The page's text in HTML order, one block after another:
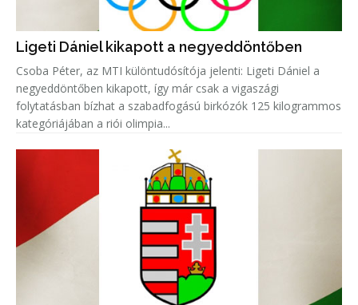
Ligeti Dániel kikapott a negyeddöntőben
Csoba Péter, az MTI különtudósítója jelenti: Ligeti Dániel a
negyeddöntőben kikapott, így már csak a vigaszági
folytatásban bízhat a szabadfogású birkózók 125 kilogrammos
kategóriájában a riói olimpia...